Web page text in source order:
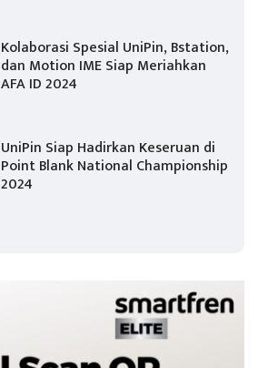
Kolaborasi Spesial UniPin, Bstation,
dan Motion IME Siap Meriahkan
AFA ID 2024
UniPin Siap Hadirkan Keseruan di
Point Blank National Championship
2024